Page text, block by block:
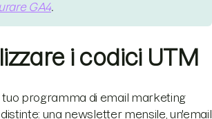
GA4.
i codici UTM
tuo programma di email marketing
una newsletter mensile, un'email